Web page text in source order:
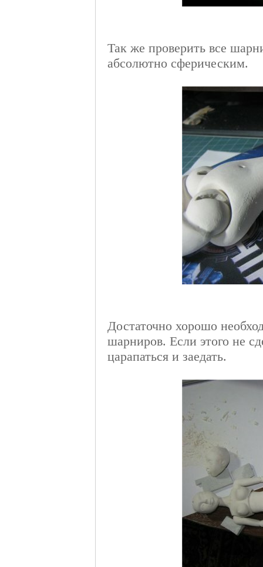
Так же проверить все
абсолютно сферическим.
Достаточно хорошо
шарниров. Если этого не
царапаться и заедать.